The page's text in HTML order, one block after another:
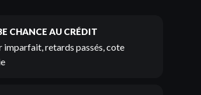
CHANCE AU CRÉDIT
imparfait, retards passés, cote